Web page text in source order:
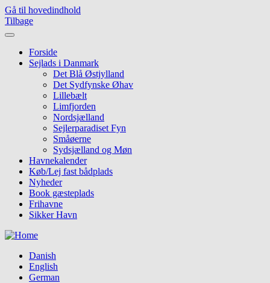
Gå til hovedindhold
Tilbage
Forside
Sejlads i Danmark
Det Blå Østjylland
Det Sydfynske Øhav
Lillebælt
Limfjorden
Nordsjælland
Sejlerparadiset Fyn
Småøerne
Sydsjælland og Møn
Havnekalender
Køb/Lej fast bådplads
Nyheder
Book gæsteplads
Frihavne
Sikker Havn
Danish
English
German